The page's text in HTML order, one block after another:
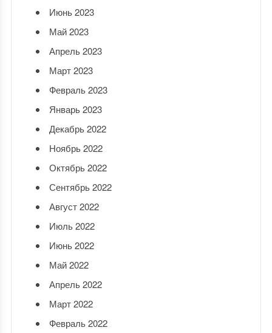
Июнь 2023
Май 2023
Апрель 2023
Март 2023
Февраль 2023
Январь 2023
Декабрь 2022
Ноябрь 2022
Октябрь 2022
Сентябрь 2022
Август 2022
Июль 2022
Июнь 2022
Май 2022
Апрель 2022
Март 2022
Февраль 2022